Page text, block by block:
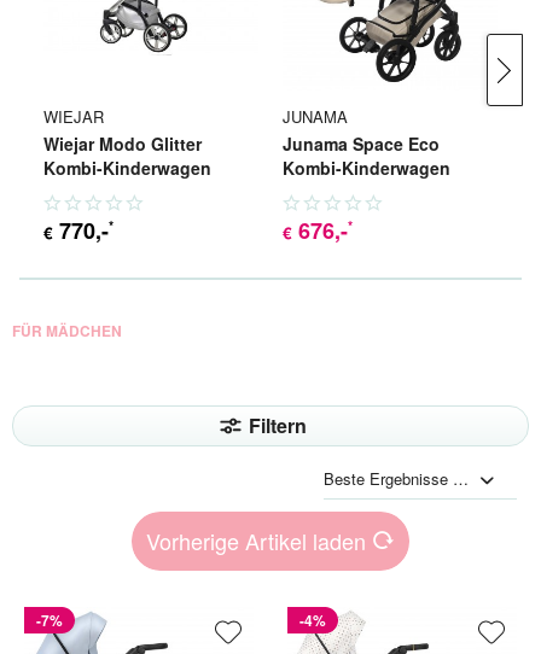
WIEJAR
Wiejar Modo Glitter
Kombi-Kinderwagen
€ 770,-*
JUNAMA
Junama Space Eco
Kombi-Kinderwagen
€ 676,-*
FÜR MÄDCHEN
Filtern
Vorherige Artikel laden
-7% -4%